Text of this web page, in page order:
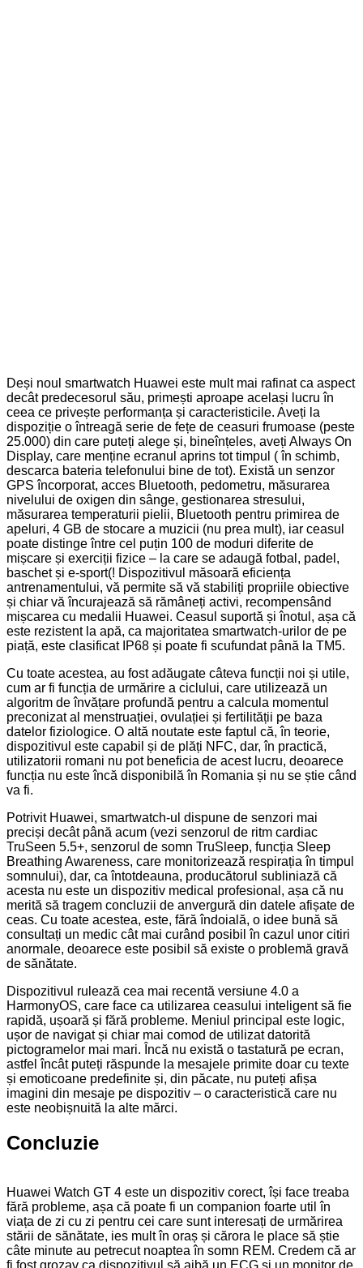
Deși noul smartwatch Huawei este mult mai rafinat ca aspect
decât predecesorul său, primești aproape același lucru în
ceea ce privește performanța și caracteristicile. Aveți la
dispoziție o întreagă serie de fețe de ceasuri frumoase (peste
25.000) din care puteți alege și, bineînțeles, aveți Always On
Display, care menține ecranul aprins tot timpul ( în schimb,
descarca bateria telefonului bine de tot). Există un senzor
GPS încorporat, acces Bluetooth, pedometru, măsurarea
nivelului de oxigen din sânge, gestionarea stresului,
măsurarea temperaturii pielii, Bluetooth pentru primirea de
apeluri, 4 GB de stocare a muzicii (nu prea mult), iar ceasul
poate distinge între cel puțin 100 de moduri diferite de
mișcare și exerciții fizice – la care se adaugă fotbal, padel,
baschet și e-sport(! Dispozitivul măsoară eficiența
antrenamentului, vă permite să vă stabiliți propriile obiective
și chiar vă încurajează să rămâneți activi, recompensând
mișcarea cu medalii Huawei. Ceasul suportă și înotul, așa că
este rezistent la apă, ca majoritatea smartwatch-urilor de pe
piață, este clasificat IP68 și poate fi scufundat până la TM5.
Cu toate acestea, au fost adăugate câteva funcții noi și utile,
cum ar fi funcția de urmărire a ciclului, care utilizează un
algoritm de învățare profundă pentru a calcula momentul
preconizat al menstruației, ovulației și fertilității pe baza
datelor fiziologice. O altă noutate este faptul că, în teorie,
dispozitivul este capabil și de plăți NFC, dar, în practică,
utilizatorii romani nu pot beneficia de acest lucru, deoarece
funcția nu este încă disponibilă în Romania și nu se știe când
va fi.
Potrivit Huawei, smartwatch-ul dispune de senzori mai
preciși decât până acum (vezi senzorul de ritm cardiac
TruSeen 5.5+, senzorul de somn TruSleep, funcția Sleep
Breathing Awareness, care monitorizează respirația în timpul
somnului), dar, ca întotdeauna, producătorul subliniază că
acesta nu este un dispozitiv medical profesional, așa că nu
merită să tragem concluzii de anvergură din datele afișate de
ceas. Cu toate acestea, este, fără îndoială, o idee bună să
consultați un medic cât mai curând posibil în cazul unor citiri
anormale, deoarece este posibil să existe o problemă gravă
de sănătate.
Dispozitivul rulează cea mai recentă versiune 4.0 a
HarmonyOS, care face ca utilizarea ceasului inteligent să fie
rapidă, ușoară și fără probleme. Meniul principal este logic,
ușor de navigat și chiar mai comod de utilizat datorită
pictogramelor mai mari. Încă nu există o tastatură pe ecran,
astfel încât puteți răspunde la mesajele primite doar cu texte
și emoticoane predefinite și, din păcate, nu puteți afișa
imagini din mesaje pe dispozitiv – o caracteristică care nu
este neobișnuită la alte mărci.
Concluzie
Huawei Watch GT 4 este un dispozitiv corect, își face treaba
fără probleme, așa că poate fi un companion foarte util în
viața de zi cu zi pentru cei care sunt interesați de urmărirea
stării de sănătate, ies mult în oraș și cărora le place să știe
câte minute au petrecut noaptea în somn REM. Credem că ar
fi fost grozav ca dispozitivul să aibă un ECG și un monitor de